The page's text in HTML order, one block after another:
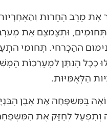
אֶת מֵרַב הַחֵרוּת
וּתְצַמְצֵם אֶת
הַהֶכְרֵחִי. תְּחוּמֵי
כְּכָל הַנִּתָּן לְמַעַרְכוֹת
הַלְּאֻמִּיּוּת.
בַּמִּשְׁפָּחָה אֶת אֶבֶן
וְתִפְעַל לְחַזֵּק אֶת